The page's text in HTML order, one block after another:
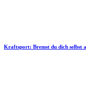
Kraftsport: Bremst du dich selbst